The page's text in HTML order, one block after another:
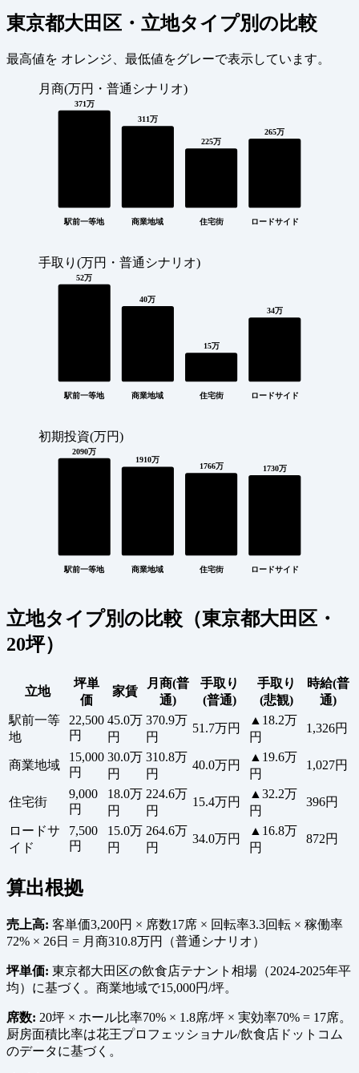
東京都大田区・立地タイプ別の比較
最高値を オレンジ、最低値をグレーで表示しています。
月商(万円・普通シナリオ)
371万
駅前一等地
311万
商業地域
225万
住宅街
265万
ロードサイド
手取り(万円・普通シナリオ)
52万
駅前一等地
40万
商業地域
15万
住宅街
34万
ロードサイド
初期投資(万円)
2090万
駅前一等地
1910万
商業地域
1766万
住宅街
1730万
ロードサイド
立地タイプ別の比較（東京都大田区・
20坪）
立地
坪単
価
家賃
月商(普
通)
手取り
(普通)
手取り
(悲観)
時給(普
通)
駅前一等
地
22,500
円
45.0万
円
370.9万
円
51.7万円
▲18.2万
円
1,326円
商業地域
15,000
円
30.0万
円
310.8万
円
40.0万円
▲19.6万
円
1,027円
住宅街
9,000
円
18.0万
円
224.6万
円
15.4万円
▲32.2万
円
396円
ロードサ
イド
7,500
円
15.0万
円
264.6万
円
34.0万円
▲16.8万
円
872円
算出根拠
売上高: 客単価3,200円 × 席数17席 × 回転率3.3回転 × 稼働率
72% × 26日 = 月商310.8万円（普通シナリオ）
坪単価: 東京都大田区の飲食店テナント相場（2024-2025年平
均）に基づく。商業地域で15,000円/坪。
席数: 20坪 × ホール比率70% × 1.8席/坪 × 実効率70% = 17席。
厨房面積比率は花王プロフェッショナル/飲食店ドットコム
のデータに基づく。